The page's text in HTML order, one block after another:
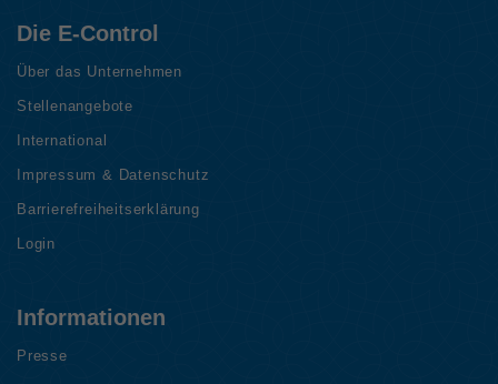
Die E-Control
Über das Unternehmen
Stellenangebote
International
Impressum & Datenschutz
Barrierefreiheitserklärung
Login
Informationen
Presse